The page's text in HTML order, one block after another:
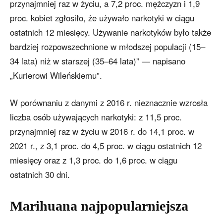
przynajmniej raz w życiu, a 7,2 proc. mężczyzn i 1,9
proc. kobiet zgłosiło, że używało narkotyki w ciągu
ostatnich 12 miesięcy. Używanie narkotyków było także
bardziej rozpowszechnione w młodszej populacji (15–
34 lata) niż w starszej (35–64 lata)” — napisano
„Kurierowi Wileńskiemu”.
W porównaniu z danymi z 2016 r. nieznacznie wzrosła
liczba osób używających narkotyki: z 11,5 proc.
przynajmniej raz w życiu w 2016 r. do 14,1 proc. w
2021 r., z 3,1 proc. do 4,5 proc. w ciągu ostatnich 12
miesięcy oraz z 1,3 proc. do 1,6 proc. w ciągu
ostatnich 30 dni.
Marihuana najpopularniejsza